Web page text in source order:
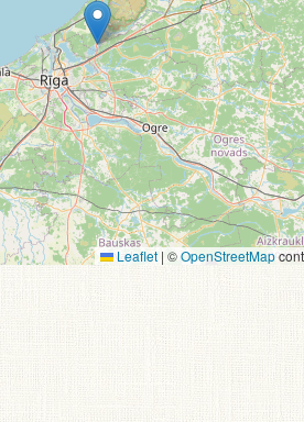
Leaflet | ©OpenStreetMap